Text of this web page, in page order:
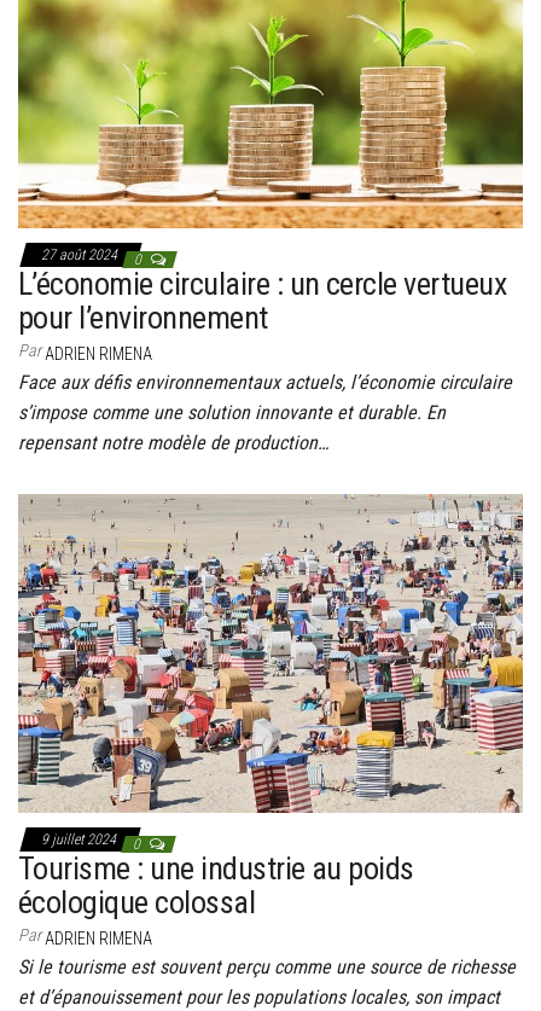
g
t
27 août 2024 0
L’économie circulaire : un cercle vertueux
pour l’environnement
ParADRIEN RIMENA
Face aux défis environnementaux actuels, l’économie circulaire
s’impose comme une solution innovante et durable. En
repensant notre modèle de production…
9 juillet 2024 0
Tourisme : une industrie au poids
écologique colossal
ParADRIEN RIMENA
Si le tourisme est souvent perçu comme une source de richesse
et d’épanouissement pour les populations locales, son impact